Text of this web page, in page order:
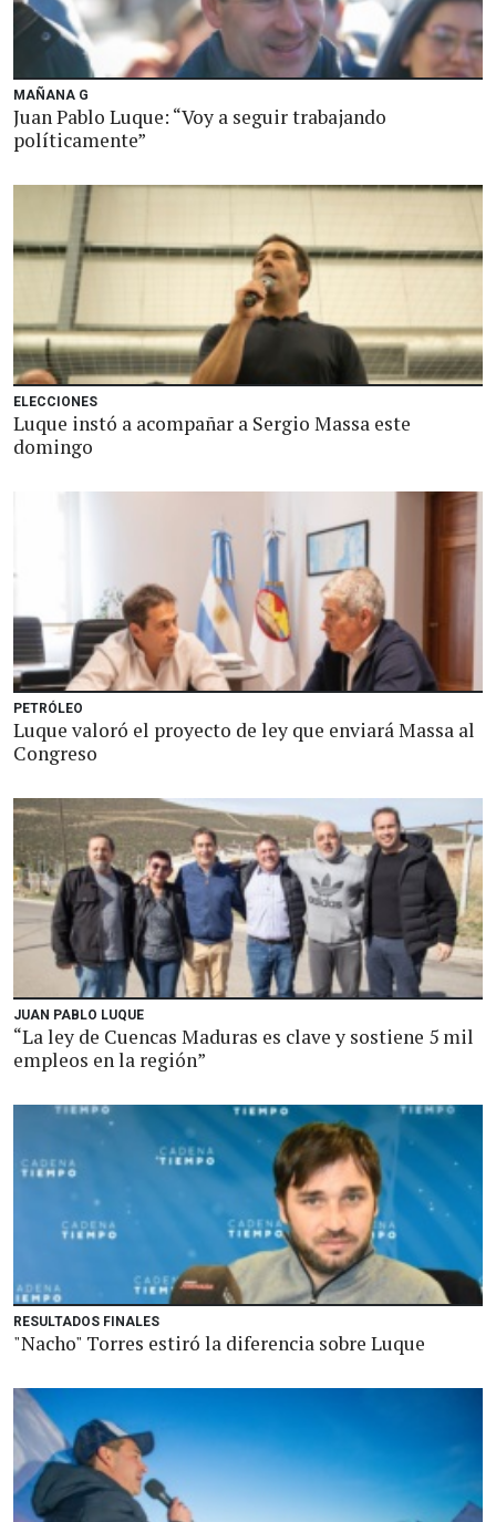
MAÑANA G
Juan Pablo Luque: “Voy a seguir trabajando
políticamente”
ELECCIONES
Luque instó a acompañar a Sergio Massa este
domingo
PETRÓLEO
Luque valoró el proyecto de ley que enviará Massa al
Congreso
JUAN PABLO LUQUE
“La ley de Cuencas Maduras es clave y sostiene 5 mil
empleos en la región”
RESULTADOS FINALES
"Nacho" Torres estiró la diferencia sobre Luque